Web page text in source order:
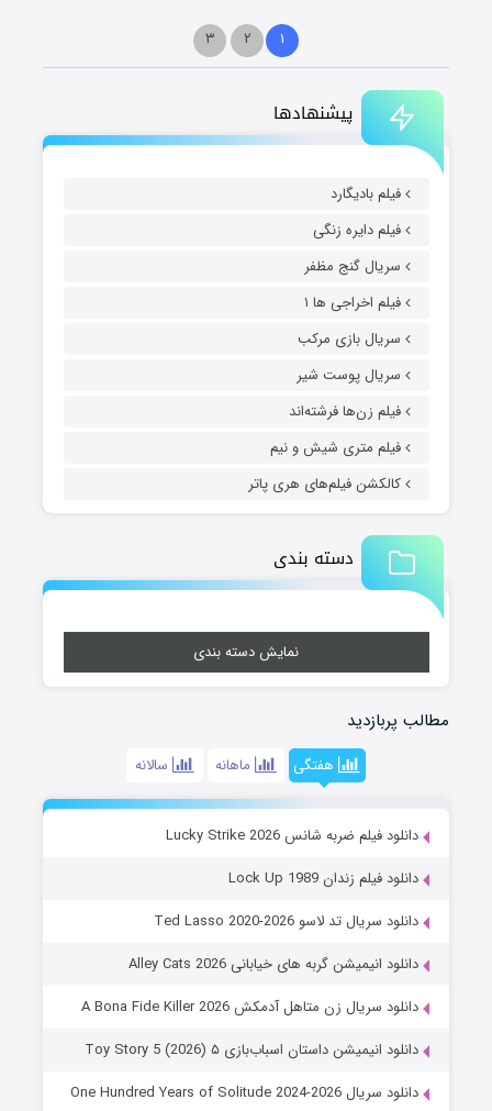
پیشنهادها
فیلم بادیگارد
فیلم دایره زنگی
سریال گنج مظفر
فیلم اخراجی ها ۱
سریال بازی مرکب
سریال پوست شیر
فیلم زن‌ها فرشته‌اند
فیلم متری شیش و نیم
کالکشن فیلم‌های هری پاتر
دسته بندی
نمایش دسته بندی
مطالب پربازدید
هفتگی ماهانه سالانه
دانلود فیلم ضربه شانس Lucky Strike 2026
دانلود فیلم زندان Lock Up 1989
دانلود سریال تد لاسو Ted Lasso 2020-2026
دانلود انیمیشن گربه های خیابانی Alley Cats 2026
دانلود سریال زن متاهل آدمکش A Bona Fide Killer 2026
دانلود انیمیشن داستان اسباب‌بازی ۵ Toy Story 5 (2026)
دانلود سریال One Hundred Years of Solitude 2024-2026
۱ ۲ ۳